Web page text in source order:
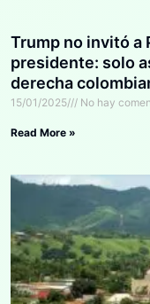
Trump no invitó a
presidente: solo
derecha
15/01/2025 No hay
Read More »